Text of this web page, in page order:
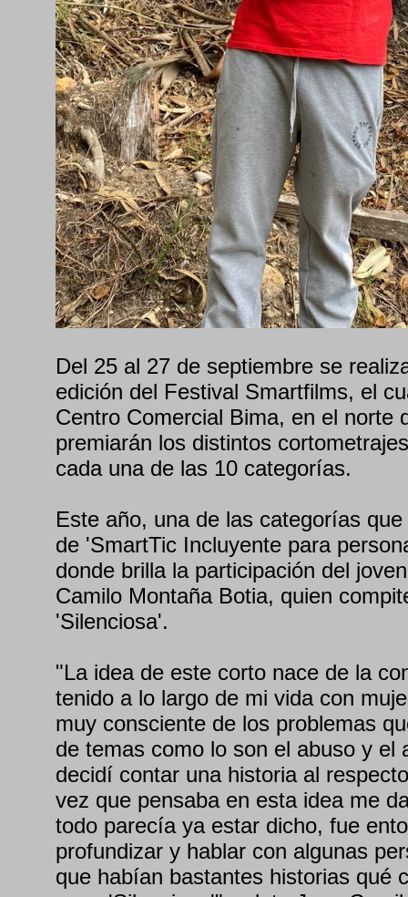
Del 25 al 27 de septiembre se
edición del Festival Smartfilms, el
Centro Comercial Bima, en el norte
premiarán los distintos
cada una de las 10 categorías.
Este año, una de las categorías
de 'SmartTic Incluyente para
donde brilla la participación del
Camilo Montaña Botia, quien
'Silenciosa'.
"La idea de este corto nace de la
tenido a lo largo de mi vida con
muy consciente de los problemas
de temas como lo son el abuso y el
decidí contar una historia al
vez que pensaba en esta idea me
todo parecía ya estar dicho, fue
profundizar y hablar con algunas
que habían bastantes historias qué